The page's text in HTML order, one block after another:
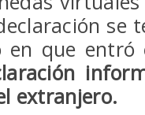
se
en que
extranjero.